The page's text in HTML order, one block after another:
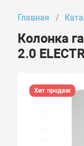
Главная
Колонка
2.0
Хит продаж